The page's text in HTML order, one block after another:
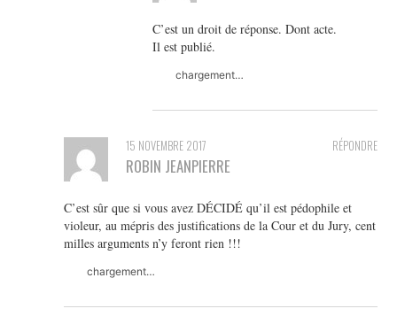
C’est un droit de réponse. Dont acte.
Il est publié.
chargement…
RÉPONDRE
15 NOVEMBRE 2017
ROBIN JEANPIERRE
C’est sûr que si vous avez DÉCIDÉ qu’il est pédophile et
violeur, au mépris des justifications de la Cour et du Jury, cent
milles arguments n’y feront rien !!!
chargement…